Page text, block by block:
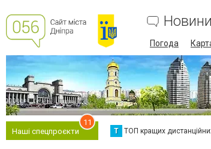
Новини
Погода
Наші спецпроєкти
11
Т ТОП кращих